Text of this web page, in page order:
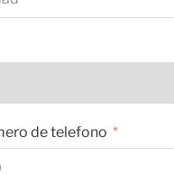
de telefono